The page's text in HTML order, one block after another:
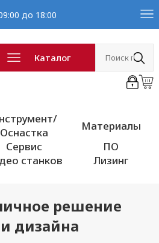
до 18:00
Каталог
Оснастка
Материалы
Сервис
ПО
станков Лизинг
решение
дизайна